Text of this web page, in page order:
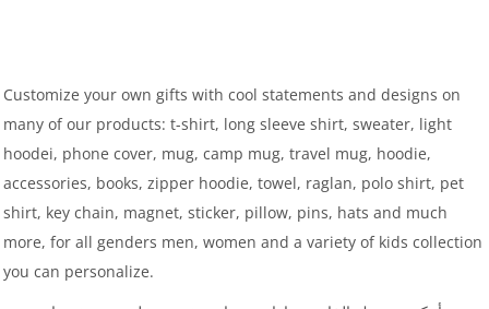
Customize your own gifts with cool statements and designs on
many of our products: t-shirt, long sleeve shirt, sweater, light
hoodei, phone cover, mug, camp mug, travel mug, hoodie,
accessories, books, zipper hoodie, towel, raglan, polo shirt, pet
shirt, key chain, magnet, sticker, pillow, pins, hats and much
more, for all genders men, women and a variety of kids collection
you can personalize.